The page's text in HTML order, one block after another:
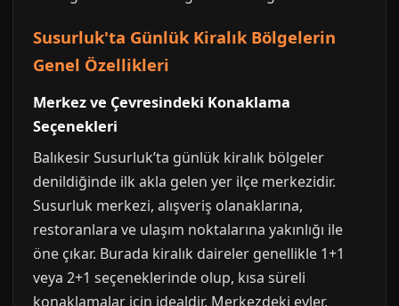
Susurluk'ta Günlük Kiralık Bölgelerin
Genel Özellikleri
Merkez ve Çevresindeki Konaklama
Seçenekleri
Balıkesir Susurluk’ta günlük kiralık bölgeler
denildiğinde ilk akla gelen yer ilçe merkezidir.
Susurluk merkezi, alışveriş olanaklarına,
restoranlara ve ulaşım noktalarına yakınlığı ile
öne çıkar. Burada kiralık daireler genellikle 1+1
veya 2+1 seçeneklerinde olup, kısa süreli
konaklamalar için idealdir. Merkezdeki evler,